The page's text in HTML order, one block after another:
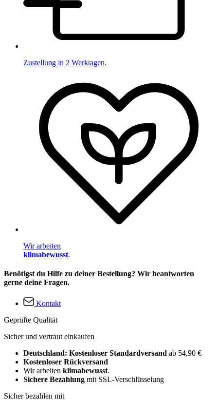
Zustellung in 2 Werktagen.
Wir arbeiten
klimabewusst.
Benötigst du Hilfe zu deiner Bestellung? Wir beantworten
gerne deine Fragen.
Kontakt
Geprüfte Qualität
Sicher und vertraut einkaufen
Deutschland: Kostenloser Standardversand ab 54,90 €
Kostenloser Rückversand
Wir arbeiten klimabewusst.
Sichere Bezahlung mit SSL-Verschlüsselung
Sicher bezahlen mit